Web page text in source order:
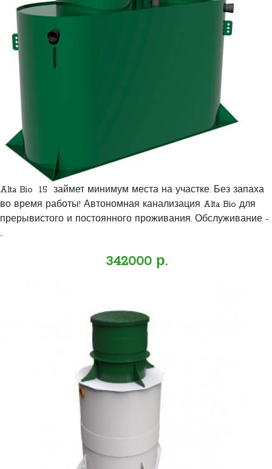
Alta Bio 15 займет минимум места на участке. Без запаха
во время работы! Автономная канализация Alta Bio для
прерывистого и постоянного проживания. Обслуживание -
..
342000 р.